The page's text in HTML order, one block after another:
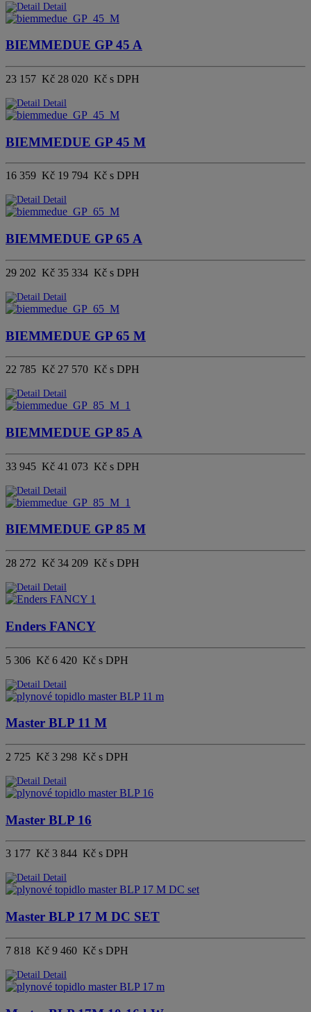
Detail
BIEMMEDUE GP 45 A
23 157 Kč 28 020 Kč s DPH
Detail
BIEMMEDUE GP 45 M
16 359 Kč 19 794 Kč s DPH
Detail
BIEMMEDUE GP 65 A
29 202 Kč 35 334 Kč s DPH
Detail
BIEMMEDUE GP 65 M
22 785 Kč 27 570 Kč s DPH
Detail
BIEMMEDUE GP 85 A
33 945 Kč 41 073 Kč s DPH
Detail
BIEMMEDUE GP 85 M
28 272 Kč 34 209 Kč s DPH
Detail
Enders FANCY
5 306 Kč 6 420 Kč s DPH
Detail
Master BLP 11 M
2 725 Kč 3 298 Kč s DPH
Detail
Master BLP 16
3 177 Kč 3 844 Kč s DPH
Detail
Master BLP 17 M DC SET
7 818 Kč 9 460 Kč s DPH
Detail